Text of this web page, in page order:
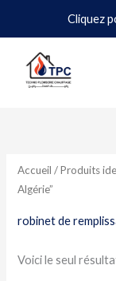
Cliquez
contenu
Accueil / Produits
Algérie”
robinet de
Voici le seul